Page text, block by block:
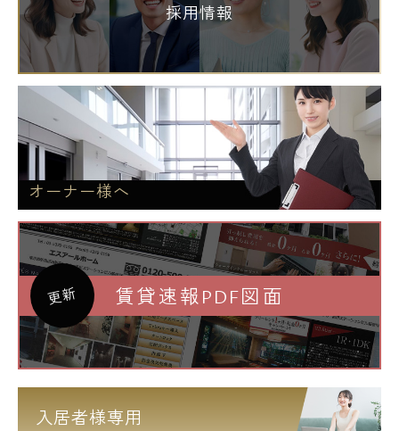
採用情報
オーナー様へ
更新 賃貸速報PDF図面
入居者様専用